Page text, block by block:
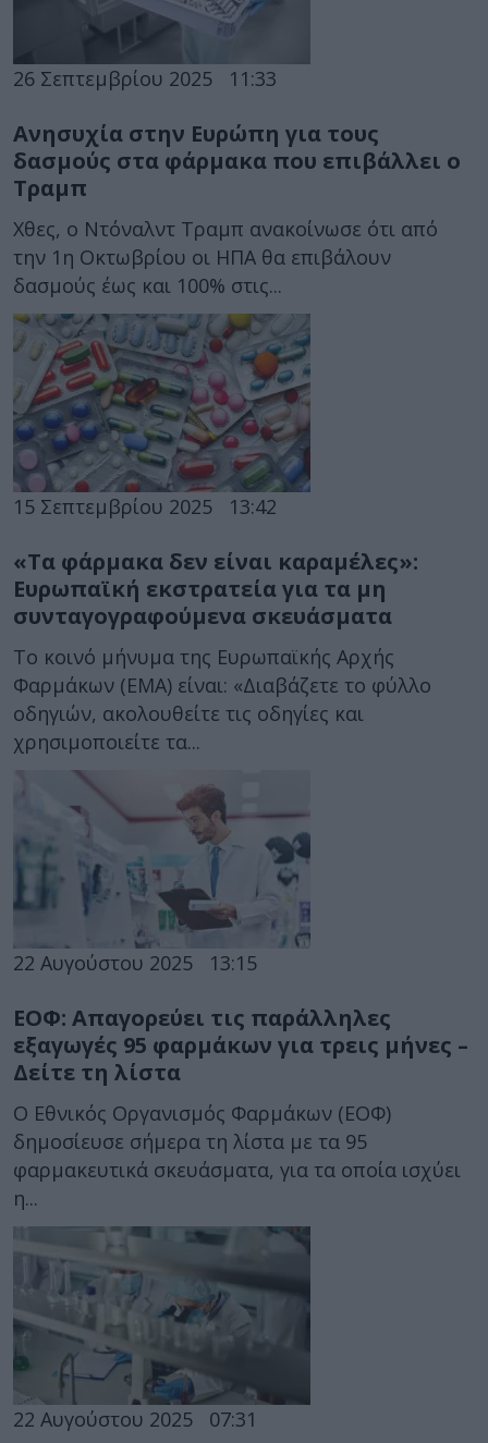
26 Σεπτεμβρίου 2025 11:33
Ανησυχία στην Ευρώπη για τους
δασμούς στα φάρμακα που επιβάλλει ο
Τραμπ
Χθες, ο Ντόναλντ Τραμπ ανακοίνωσε ότι από
την 1η Οκτωβρίου οι ΗΠΑ θα επιβάλουν
δασμούς έως και 100% στις...
15 Σεπτεμβρίου 2025 13:42
«Τα φάρμακα δεν είναι καραμέλες»:
Ευρωπαϊκή εκστρατεία για τα μη
συνταγογραφούμενα σκευάσματα
Το κοινό μήνυμα της Ευρωπαϊκής Αρχής
Φαρμάκων (ΕΜΑ) είναι: «Διαβάζετε το φύλλο
οδηγιών, ακολουθείτε τις οδηγίες και
χρησιμοποιείτε τα...
22 Αυγούστου 2025 13:15
ΕΟΦ: Απαγορεύει τις παράλληλες
εξαγωγές 95 φαρμάκων για τρεις μήνες –
Δείτε τη λίστα
Ο Εθνικός Οργανισμός Φαρμάκων (ΕΟΦ)
δημοσίευσε σήμερα τη λίστα με τα 95
φαρμακευτικά σκευάσματα, για τα οποία ισχύει
η...
22 Αυγούστου 2025 07:31